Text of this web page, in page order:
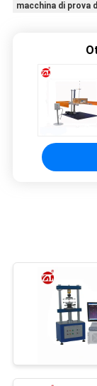
macchina di prova